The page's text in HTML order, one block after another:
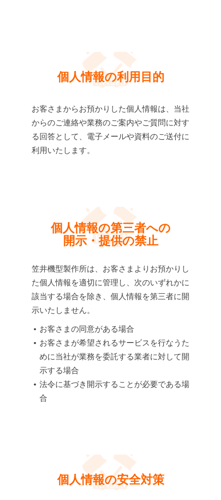
個人情報の利用目的
お客さまからお預かりした個人情報は、当社
からのご連絡や業務のご案内やご質問に対す
る回答として、電子メールや資料のご送付に
利用いたします。
個人情報の第三者への
開示・提供の禁止
笠井機型製作所は、お客さまよりお預かりし
た個人情報を適切に管理し、次のいずれかに
該当する場合を除き、個人情報を第三者に開
示いたしません。
お客さまの同意がある場合
お客さまが希望されるサービスを行なうた
めに当社が業務を委託する業者に対して開
示する場合
法令に基づき開示することが必要である場
合
個人情報の安全対策